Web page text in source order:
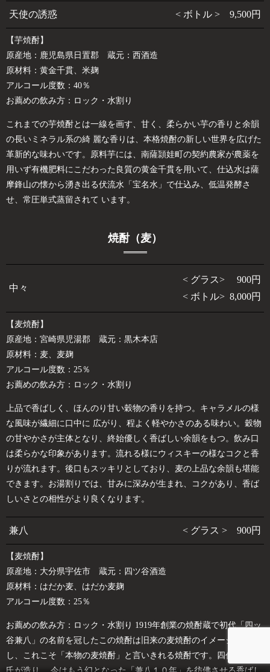
天使の誘惑 < ボトル > 9,500円
【芋焼酎】
原産地：鹿児島県日置郡 蔵元：西酒造
原材料：黄金千貫、米麹
アルコール度数：40％
お薦めの飲み方：ロック・水割り
これまでの芋焼酎とは一線を画す、甘く、柔らかい芋の香りと余韻
の長いミネラル系の綺 麗な香りは、本格焼酎の新しい世界を広げた
革新的な味わいです。原料芋には、南薩頴娃町の契約農家が農薬を
用いず有機肥料にこだわった良質の黄金千貫を用いて、仕込水は薩
摩鋒山の懐から湧き出る伏流水「宝名水」で仕込み、低温発酵さ
せ、常圧単式蒸留されて います。
焼酎（麦）
中々
< グラス> 900円
< ボトル> 8,000円
【麦焼酎】
原産地：宮崎県児湯郡 蔵元：黒木本店
原材料：麦、麦麹
アルコール度数：25％
お薦めの飲み方：ロック・水割り
上品で香ばしく、ほんのり甘い穀物の香りを持つ。キャラメルの様
な風味が繊細に口中に 広がり、程よく軽やかさのある味わい。穀物
の甘やかさが主体となり、終始優しく香ばしい余韻をもつ。飲み口
は柔らかな印象があります。流れる様にウィスキーの様なコクと香
りが流れます。後口もスッキリとしており、麦の上品な余韻も堪能
できます。お湯割りでは、甘みに深みが生まれ、コクがあり、香ば
しいさとの相性がより良くなります。
兼八 < グラス > 900円
【麦焼酎】
原産地：大分県宇佐市 蔵元：四ツ谷酒造
原材料：はだか麦、はだか麦麹
アルコール度数：25％
お薦めの飲み方：ロック・水割り 1919年創業の焼酎蔵で初代「四ッ
谷兼八」の名前を冠したこの焼酎は旧来の麦焼酎のイメージを覆
し、これこそ「本物の麦焼酎」と言いきれる焼酎です。四代目芳文